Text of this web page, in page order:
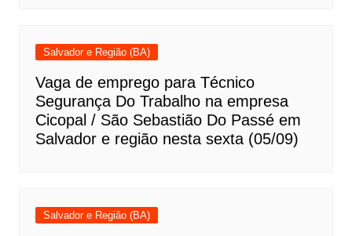
Salvador e Região (BA)
Vaga de emprego para Técnico
Segurança Do Trabalho na empresa
Cicopal / São Sebastião Do Passé em
Salvador e região nesta sexta (05/09)
Salvador e Região (BA)